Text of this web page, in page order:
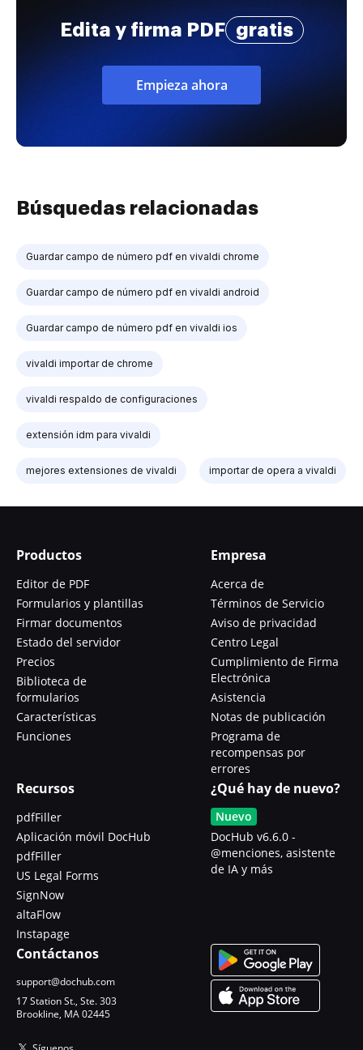
Edita y firma PDF gratis
Empieza ahora
Búsquedas relacionadas
Guardar campo de número pdf en vivaldi chrome
Guardar campo de número pdf en vivaldi android
Guardar campo de número pdf en vivaldi ios
vivaldi importar de chrome
vivaldi respaldo de configuraciones
extensión idm para vivaldi
mejores extensiones de vivaldi importar de opera a vivaldi
Productos
Editor de PDF
Formularios y plantillas
Firmar documentos
Estado del servidor
Precios
Biblioteca de
formularios
Características
Funciones
Empresa
Acerca de
Términos de Servicio
Aviso de privacidad
Centro Legal
Cumplimiento de Firma
Electrónica
Asistencia
Notas de publicación
Programa de
recompensas por
errores
Recursos
pdfFiller
Aplicación móvil DocHub
pdfFiller
US Legal Forms
SignNow
altaFlow
Instapage
¿Qué hay de nuevo?
Nuevo
DocHub v6.6.0 -
@menciones, asistente
de IA y más
Contáctanos
support@dochub.com
17 Station St., Ste. 303
Brookline, MA 02445